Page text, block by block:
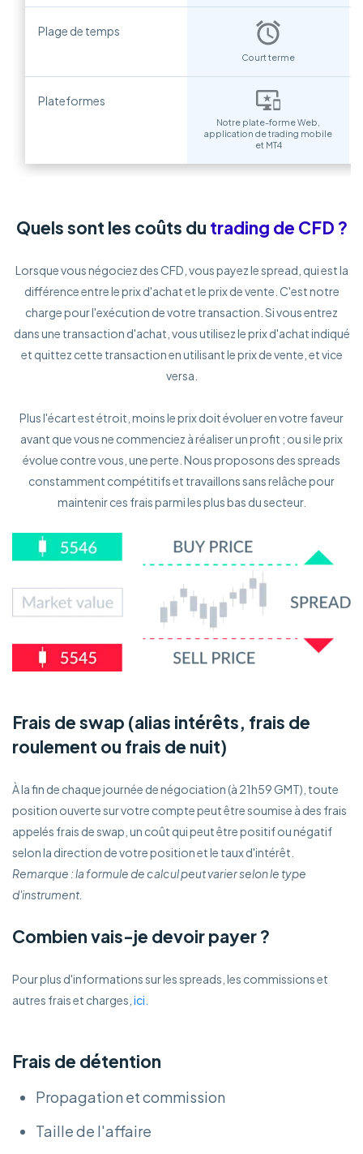
Plage de temps
Court terme
Plateformes
Notre plate-forme Web,
application de trading mobile
et MT4
Quels sont les coûts du trading de CFD ?
Lorsque vous négociez des CFD, vous payez le spread, qui est la
différence entre le prix d'achat et le prix de vente. C'est notre
charge pour l'exécution de votre transaction. Si vous entrez
dans une transaction d'achat, vous utilisez le prix d'achat indiqué
et quittez cette transaction en utilisant le prix de vente, et vice
versa.
Plus l'écart est étroit, moins le prix doit évoluer en votre faveur
avant que vous ne commenciez à réaliser un profit ; ou si le prix
évolue contre vous, une perte. Nous proposons des spreads
constamment compétitifs et travaillons sans relâche pour
maintenir ces frais parmi les plus bas du secteur.
Frais de swap (alias intérêts, frais de
roulement ou frais de nuit)
À la fin de chaque journée de négociation (à 21h59 GMT), toute
position ouverte sur votre compte peut être soumise à des frais
appelés frais de swap, un coût qui peut être positif ou négatif
selon la direction de votre position et le taux d'intérêt.
Remarque : la formule de calcul peut varier selon le type
d'instrument.
Combien vais-je devoir payer ?
Pour plus d'informations sur les spreads, les commissions et
autres frais et charges, ici.
Frais de détention
Propagation et commission
Taille de l'affaire